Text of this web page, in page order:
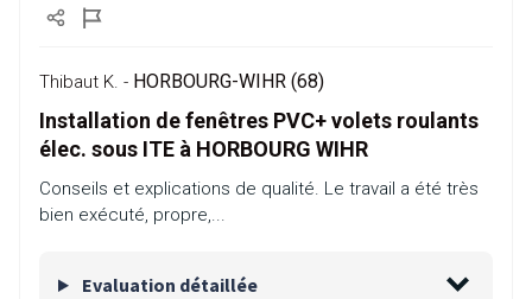
Thibaut K. - HORBOURG-WIHR (68)
Installation de fenêtres PVC+ volets roulants
élec. sous ITE à HORBOURG WIHR
Conseils et explications de qualité. Le travail a été très
bien exécuté, propre,...
Evaluation détaillée